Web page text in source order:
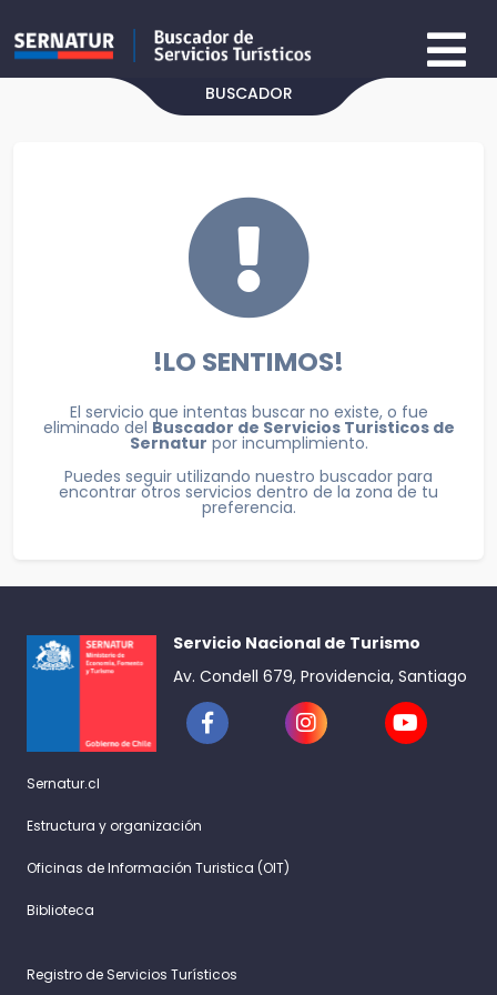
BUSCADOR
!LO SENTIMOS!
El servicio que intentas buscar no existe, o fue
eliminado del Buscador de Servicios Turisticos de
Sernatur por incumplimiento.
Puedes seguir utilizando nuestro buscador para
encontrar otros servicios dentro de la zona de tu
preferencia.
Servicio Nacional de Turismo
Av. Condell 679, Providencia, Santiago
Sernatur.cl
Estructura y organización
Oficinas de Información Turistica (OIT)
Biblioteca
Registro de Servicios Turísticos